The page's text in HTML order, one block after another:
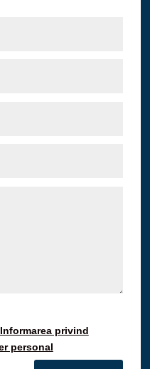
Informarea privind
personal